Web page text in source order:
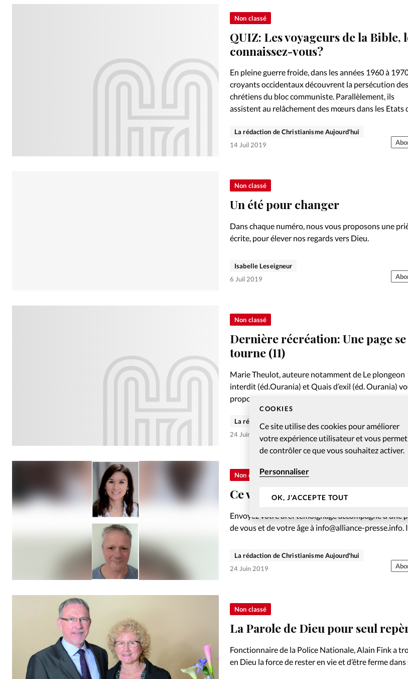
COOKIES
Ce site utilise des cookies pour améliorer
votre expérience utilisateur et vous permet
de contrôler ce que vous souhaitez activer.
Personnaliser
OK, J'ACCEPTE TOUT
Non classé
QUIZ: Les voyageurs de la Bible,
connaissez-vous?
En pleine guerre froide, dans les années 1960 à
croyants occidentaux découvrent la persécution des
chrétiens du bloc communiste. Parallèlement, ils
assistent au relâchement des mœurs dans les Etats
La rédaction de Christianisme Aujourd'hui
14 Juil 2019
Non classé
Un été pour changer
Dans chaque numéro, nous vous proposons une
écrite, pour élever nos regards vers Dieu.
Isabelle Leseigneur
6 Juil 2019
Non classé
Dernière récréation: Une page se
tourne (11)
Marie Theulot, auteure notamment de Le plongeon
interdit (éd.Ourania) et Quais d’exil (éd. Ourania)
propose la nouvelle Dernière récréation.
La rédaction de Christianisme Aujourd'hui
24 Juin 2019
Non classé
Ce verset qui me parle
Envoyez votre bref témoignage accompagné d’une
de vous et de votre âge à info@alliance-presse.info.
La rédaction de Christianisme Aujourd'hui
24 Juin 2019
Non classé
La Parole de Dieu pour seul
Fonctionnaire de la Police Nationale, Alain Fink a
en Dieu la force de rester en vie et d’être ferme dans